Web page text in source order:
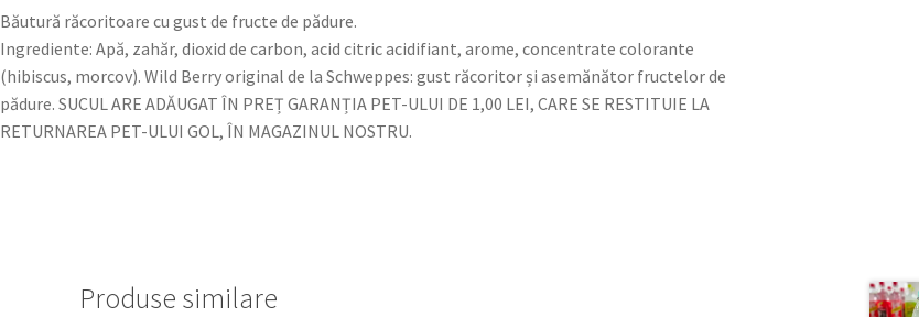
Băutură răcoritoare cu gust de fructe de pădure.
Ingrediente: Apă, zahăr, dioxid de carbon, acid citric acidifiant, arome, concentrate colorante
(hibiscus, morcov). Wild Berry original de la Schweppes: gust răcoritor și asemănător fructelor de
pădure. SUCUL ARE ADĂUGAT ÎN PREȚ GARANȚIA PET-ULUI DE 1,00 LEI, CARE SE RESTITUIE LA
RETURNAREA PET-ULUI GOL, ÎN MAGAZINUL NOSTRU.
Produse similare